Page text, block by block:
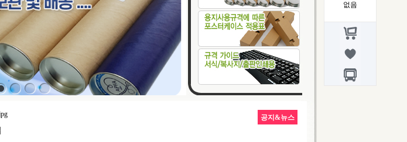
없음
공지&뉴스